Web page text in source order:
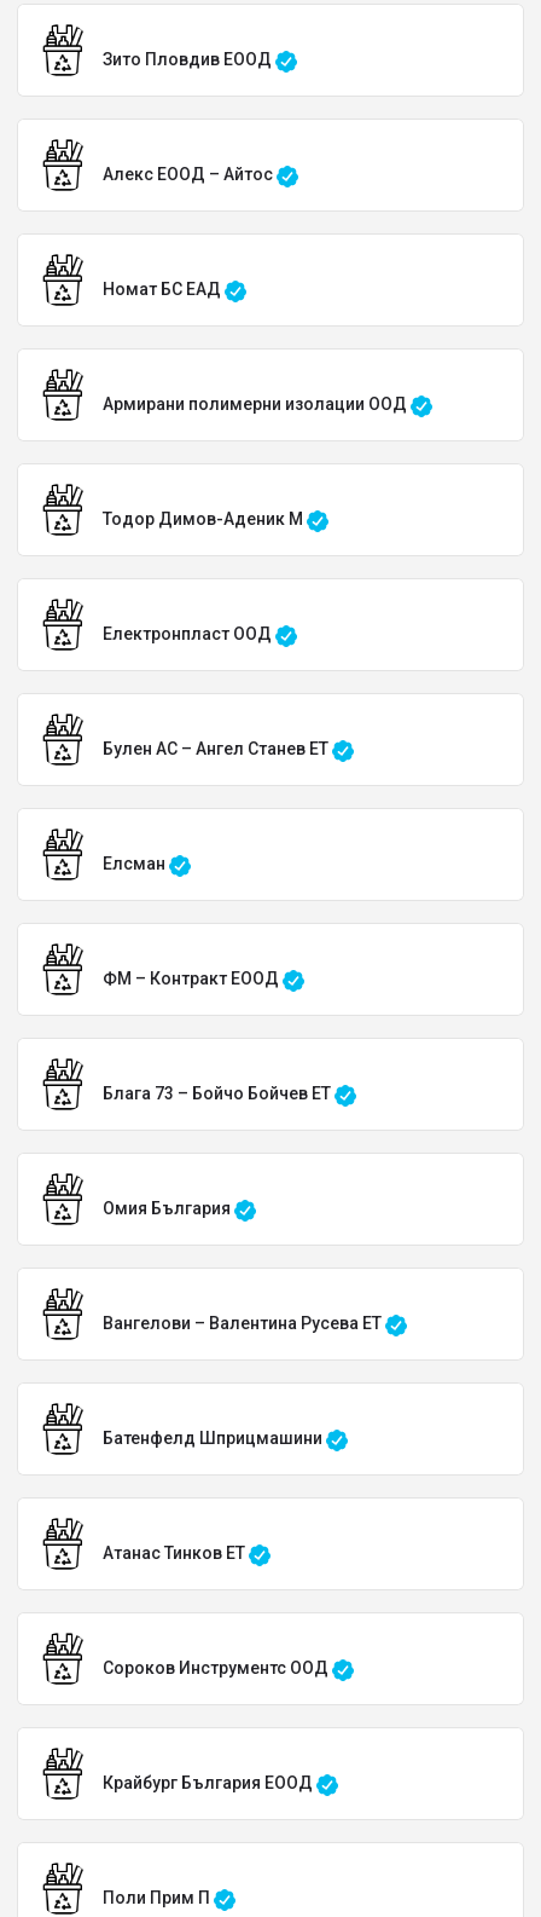
Зито Пловдив ЕООД
Алекс ЕООД – Айтос
Номат БС ЕАД
Армирани полимерни изолации ООД
Тодор Димов-Аденик М
Електронпласт ООД
Булен АС – Ангел Станев ЕТ
Елсман
ФМ – Контракт ЕООД
Блага 73 – Бойчо Бойчев ЕТ
Омия България
Вангелови – Валентина Русева ЕТ
Батенфелд Шприцмашини
Атанас Тинков ЕТ
Сороков Инструментс ООД
Крайбург България EООД
Поли Прим П